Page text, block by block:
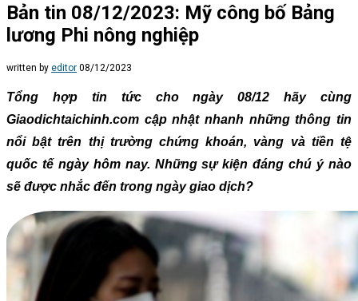
Bản tin 08/12/2023: Mỹ công bố Bảng
lương Phi nông nghiệp
written by editor 08/12/2023
Tổng hợp tin tức cho ngày 08/12 hãy cùng
Giaodichtaichinh.com cập nhật nhanh những thông tin
nổi bật trên thị trường chứng khoán, vàng và tiền tệ
quốc tế ngày hôm nay. Những sự kiện đáng chú ý nào
sẽ được nhắc đến trong ngày giao dịch?